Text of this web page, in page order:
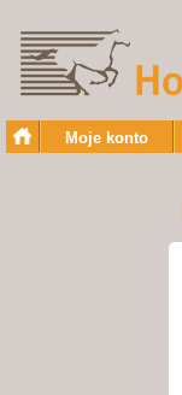
Moje konto